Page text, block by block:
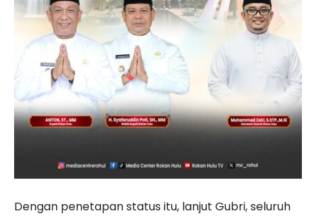
Dengan penetapan status itu, lanjut Gubri, seluruh